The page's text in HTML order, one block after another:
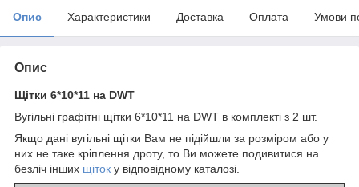
Опис Характеристики Доставка Оплата Умови
Опис
Щітки 6*10*11 на DWT
Вугільні графітні щітки 6*10*11 на DWT в комплекті з 2 шт.
Якщо дані вугільні щітки Вам не підійшли за розміром або у
них не таке кріплення дроту, то Ви можете подивитися на
безліч інших щіток у відповідному каталозі.